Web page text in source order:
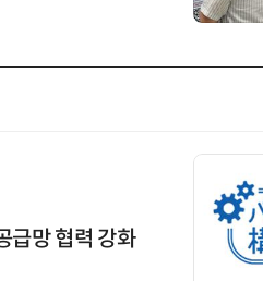
급망 협력 강화